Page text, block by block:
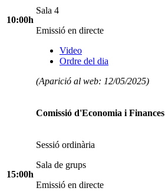
10:00h
Sala 4
Emissió en directe
Video
Ordre del dia
(Aparició al web: 12/05/2025)
15:00h
Comissió d'Economia i Finances
Sessió ordinària
Sala de grups
Emissió en directe